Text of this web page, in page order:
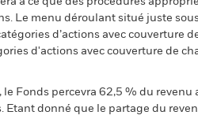
Le menu déroulant situé juste
d’actions avec couverture
d'actions avec couverture de
Fonds percevra 62,5 % du
donné que le partage du